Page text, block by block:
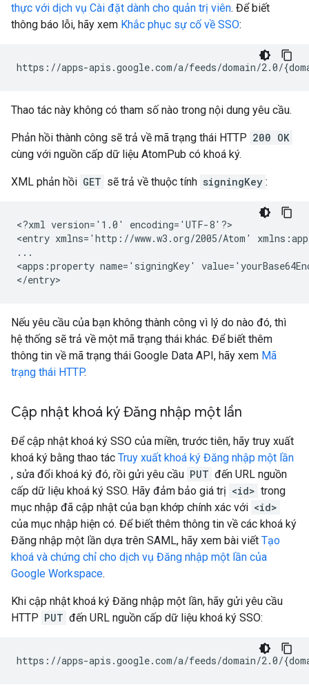
thực với dịch vụ Cài đặt dành cho quản trị viên. Để biết
thông báo lỗi, hãy xem Khắc phục sự cố về SSO:
Thao tác này không có tham số nào trong nội dung yêu cầu.
Phản hồi thành công sẽ trả về mã trạng thái HTTP 200 OK
cùng với nguồn cấp dữ liệu AtomPub có khoá ký.
XML phản hồi GET sẽ trả về thuộc tính signingKey :
<?xml version='1.0' encoding='UTF-8'?>
<entry xmlns='http://www.w3.org/2005/Atom'
...
<apps:property name='signingKey'
Nếu yêu cầu của bạn không thành công vì lý do nào đó, thì
hệ thống sẽ trả về một mã trạng thái khác. Để biết thêm
thông tin về mã trạng thái Google Data API, hãy xem Mã
trạng thái HTTP.
Cập nhật khoá ký Đăng nhập một lần
Để cập nhật khoá ký SSO của miền, trước tiên, hãy truy xuất
khoá ký bằng thao tác Truy xuất khoá ký Đăng nhập một lần
, sửa đổi khoá ký đó, rồi gửi yêu cầu PUT đến URL nguồn
cấp dữ liệu khoá ký SSO. Hãy đảm bảo giá trị <id> trong
mục nhập đã cập nhật của bạn khớp chính xác với <id>
của mục nhập hiện có. Để biết thêm thông tin về các khoá ký
Đăng nhập một lần dựa trên SAML, hãy xem bài viết Tạo
khoá và chứng chỉ cho dịch vụ Đăng nhập một lần của
Google Workspace.
Khi cập nhật khoá ký Đăng nhập một lần, hãy gửi yêu cầu
HTTP PUT đến URL nguồn cấp dữ liệu khoá ký SSO: